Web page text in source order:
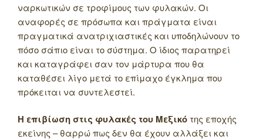
ναρκωτικών σε τροφίμους των φυλακών. Οι
αναφορές σε πρόσωπα και πράγματα είναι
πραγματικά ανατριχιαστικές και υποδηλώνουν το
πόσο σάπιο είναι το σύστημα. Ο ίδιος παρατηρεί
και καταγράφει σαν τον μάρτυρα που θα
καταθέσει λίγο μετά το επίμαχο έγκλημα που
πρόκειται να συντελεστεί.
Η επιβίωση στις φυλακές του Μεξικό της εποχής
εκείνης – θαρρώ πως δεν θα έχουν αλλάξει και